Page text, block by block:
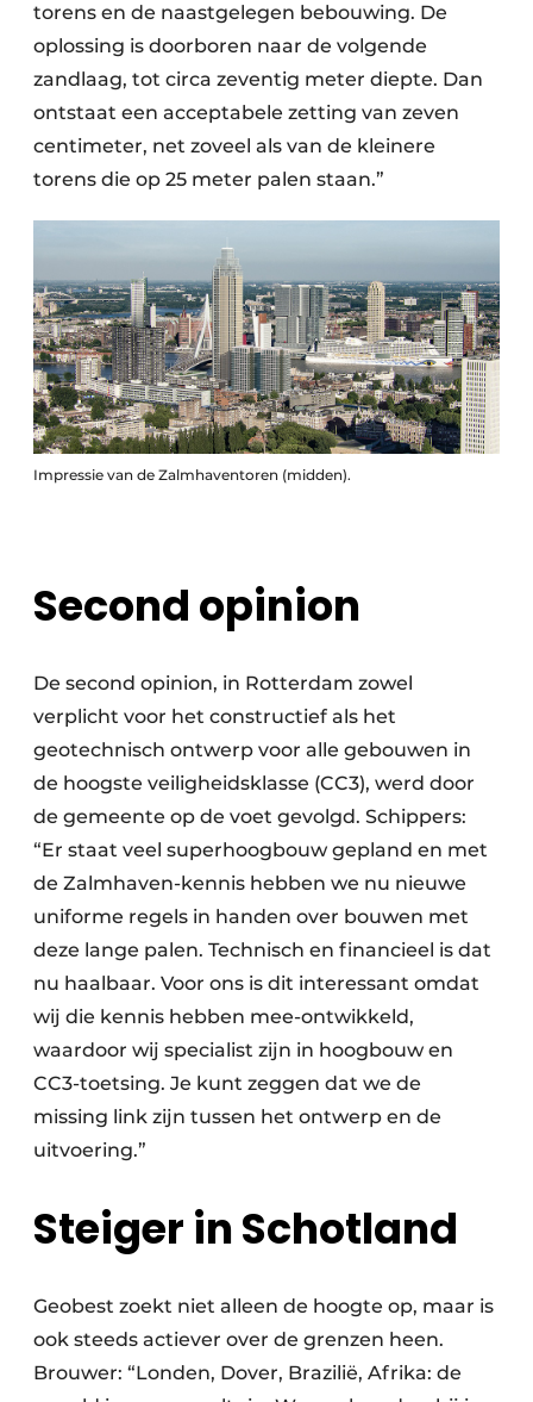
torens en de naastgelegen bebouwing. De
oplossing is doorboren naar de volgende
zandlaag, tot circa zeventig meter diepte. Dan
ontstaat een acceptabele zetting van zeven
centimeter, net zoveel als van de kleinere
torens die op 25 meter palen staan.”
Impressie van de Zalmhaventoren (midden).
Second opinion
De second opinion, in Rotterdam zowel
verplicht voor het constructief als het
geotechnisch ontwerp voor alle gebouwen in
de hoogste veiligheidsklasse (CC3), werd door
de gemeente op de voet gevolgd. Schippers:
“Er staat veel superhoogbouw gepland en met
de Zalmhaven-kennis hebben we nu nieuwe
uniforme regels in handen over bouwen met
deze lange palen. Technisch en financieel is dat
nu haalbaar. Voor ons is dit interessant omdat
wij die kennis hebben mee-ontwikkeld,
waardoor wij specialist zijn in hoogbouw en
CC3-toetsing. Je kunt zeggen dat we de
missing link zijn tussen het ontwerp en de
uitvoering.”
Steiger in Schotland
Geobest zoekt niet alleen de hoogte op, maar is
ook steeds actiever over de grenzen heen.
Brouwer: “Londen, Dover, Brazilië, Afrika: de